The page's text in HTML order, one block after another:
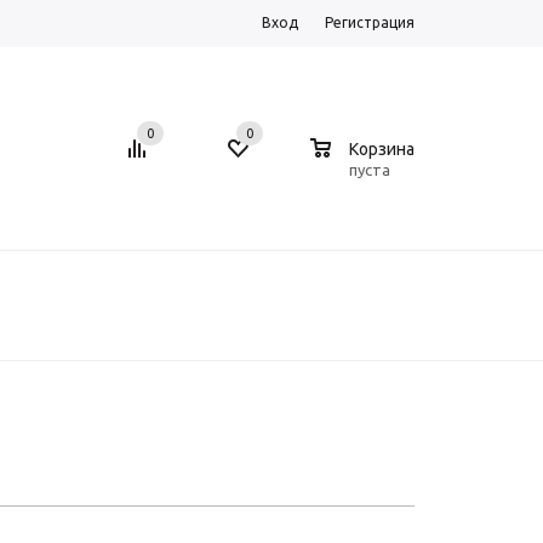
Вход Регистрация
0 0
Корзина
пуста